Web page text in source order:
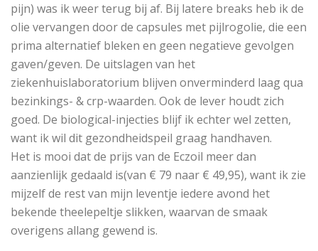
pijn) was ik weer terug bij af. Bij latere breaks heb ik de
olie vervangen door de capsules met pijlrogolie, die een
prima alternatief bleken en geen negatieve gevolgen
gaven/geven. De uitslagen van het
ziekenhuislaboratorium blijven onverminderd laag qua
bezinkings- & crp-waarden. Ook de lever houdt zich
goed. De biological-injecties blijf ik echter wel zetten,
want ik wil dit gezondheidspeil graag handhaven.
Het is mooi dat de prijs van de Eczoil meer dan
aanzienlijk gedaald is(van € 79 naar € 49,95), want ik zie
mijzelf de rest van mijn leventje iedere avond het
bekende theelepeltje slikken, waarvan de smaak
overigens allang gewend is.